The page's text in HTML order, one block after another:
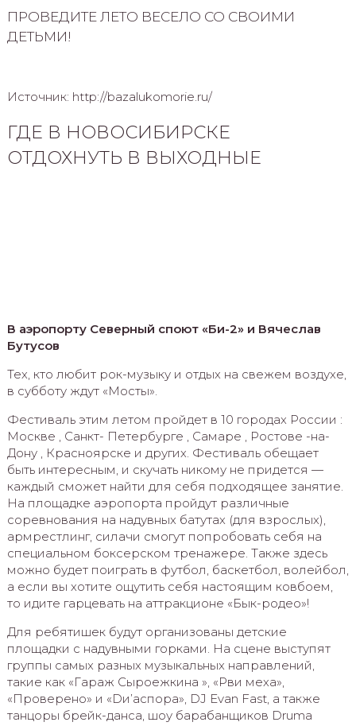
ПРОВЕДИТЕ ЛЕТО ВЕСЕЛО СО СВОИМИ
ДЕТЬМИ!
Источник: http://bazalukomorie.ru/
ГДЕ В НОВОСИБИРСКЕ
ОТДОХНУТЬ В ВЫХОДНЫЕ
В аэропорту Северный споют «Би-2» и Вячеслав
Бутусов
Тех, кто любит рок-музыку и отдых на свежем воздухе,
в субботу ждут «Мосты».
Фестиваль этим летом пройдет в 10 городах России :
Москве , Санкт- Петербурге , Самаре , Ростове -на-
Дону , Красноярске и других. Фестиваль обещает
быть интересным, и скучать никому не придется —
каждый сможет найти для себя подходящее занятие.
На площадке аэропорта пройдут различные
соревнования на надувных батутах (для взрослых),
армрестлинг, силачи смогут попробовать себя на
специальном боксерском тренажере. Также здесь
можно будет поиграть в футбол, баскетбол, волейбол,
а если вы хотите ощутить себя настоящим ковбоем,
то идите гарцевать на аттракционе «Бык-родео»!
Для ребятишек будут организованы детские
площадки с надувными горками. На сцене выступят
группы самых разных музыкальных направлений,
такие как «Гараж Сыроежкина », «Рви меха»,
«Проверено» и «Dи’аспора», DJ Evan Fast, а также
танцоры брейк-данса, шоу барабанщиков Druma